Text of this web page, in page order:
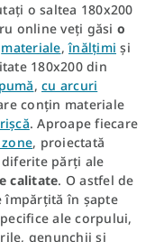
o saltea 180x200
online veți găsi o
materiale,înălțimi și
180x200 din
, cu arcuri
conțin materiale
. Aproape fiecare
, proiectată
părți ale
calitate. O astfel de
împărțită în șapte
ale corpului,
genunchii și